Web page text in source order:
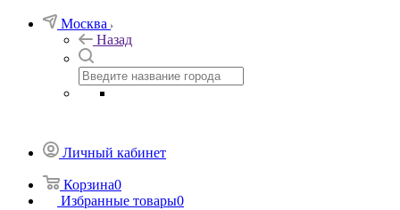
Москва
Назад
Личный кабинет
Корзина0
Избранные товары0